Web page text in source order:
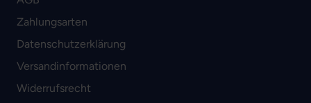
Zahlungsarten
Datenschutzerklärung
Versandinformationen
Widerrufsrecht